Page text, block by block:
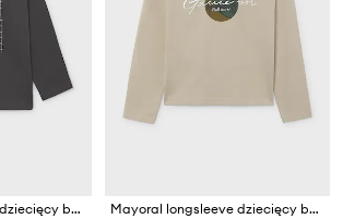
Mayoral longsleeve dziecięcy bawełniany
Mayoral longsleeve dziecięcy bawełniany